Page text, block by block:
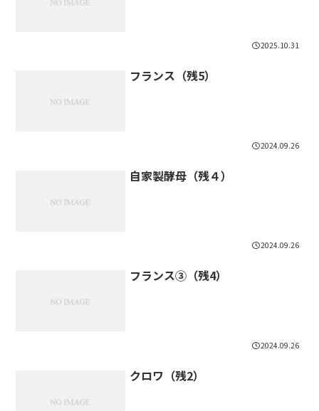
2025.10.31
フランス（残5）
2024.09.26
自家製酵母（残４）
2024.09.26
フランス③（残4）
2024.09.26
クロワ（残2）